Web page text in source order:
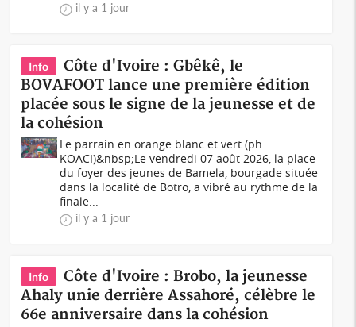
il y a 1 jour
Info
Côte d'Ivoire : Gbêkê, le
BOVAFOOT lance une première édition
placée sous le signe de la jeunesse et de
la cohésion
Le parrain en orange blanc et vert (ph
KOACI)&nbsp;Le vendredi 07 août 2026, la place
du foyer des jeunes de Bamela, bourgade située
dans la localité de Botro, a vibré au rythme de la
finale...
il y a 1 jour
Info
Côte d'Ivoire : Brobo, la jeunesse
Ahaly unie derrière Assahoré, célèbre le
66e anniversaire dans la cohésion